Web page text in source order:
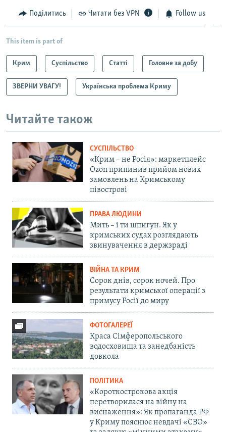
Поділитись Читати без VPN Follow us
This item is part of
Крим Суспільство Статті Головне за добу
ЗВЕРНИ УВАГУ! Українська проблема Криму
Читайте також
СУСПІЛЬСТВО
«Крим – не Росія»: маркетплейс
Ozon припинив прийом нових
замовлень на Кримському
півострові
ПРАВА ЛЮДИНИ
Мить – і ти шпигун. Як у
кримських судах розглядають
звинувачення в держзраді
ВІЙНА ТА КРИМ
Сорок днів, сорок ночей. Про
результати кримської операції з
примусу Росії до миру
ФОТОГАЛЕРЕЇ
Краса Сімферопольського
водосховища та занедбаність
довкола
ПОЛІТИКА
«Короткострокова акція
перетворилася на війну на
виснаження»: Як пропаганда РФ
у Криму пояснює невдачі «СВО»